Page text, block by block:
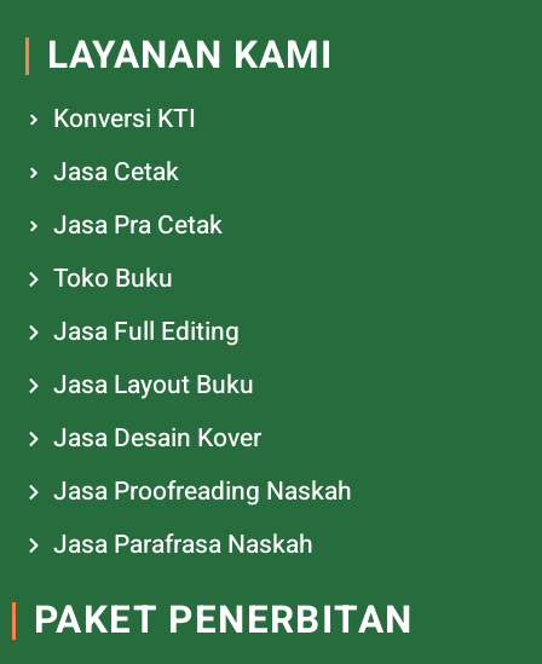
LAYANAN KAMI
Konversi KTI
Jasa Cetak
Jasa Pra Cetak
Toko Buku
Jasa Full Editing
Jasa Layout Buku
Jasa Desain Kover
Jasa Proofreading Naskah
Jasa Parafrasa Naskah
PAKET PENERBITAN